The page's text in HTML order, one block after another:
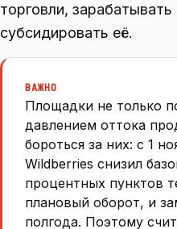
торговли, зарабатывать
субсидировать её.
ВАЖНО
Площадки не только
давлением оттока
бороться за них: с 1
Wildberries снизил
процентных пунктов
плановый оборот, и
полгода. Поэтому